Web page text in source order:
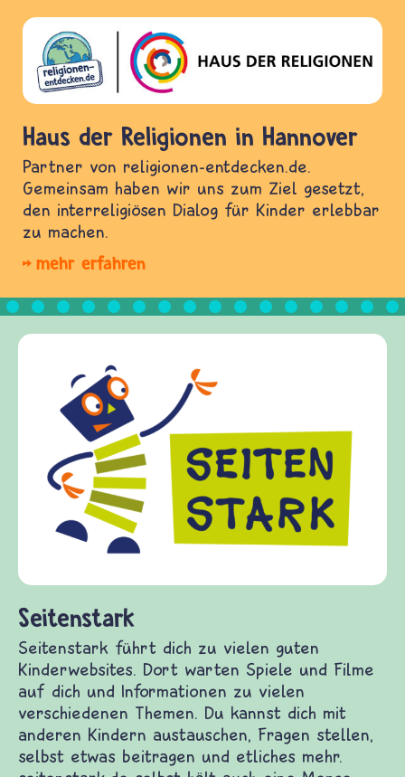
Haus der Religionen in Hannover
Partner von religionen-entdecken.de.
Gemeinsam haben wir uns zum Ziel gesetzt,
den interreligiösen Dialog für Kinder erlebbar
zu machen.
mehr erfahren
Frieden Fragen
frieden-fragen.de ist ein Internet-
Kinder, Eltern und ErzieherInnen das zu
Fragen von Krieg und Frieden, Streit und
Gewalt informiert und einen Austausch zu
diesem Themenbereich ermöglicht.
fragen.de bietet Antworten auf wichtige
und Frieden, Streit und Gewalt.